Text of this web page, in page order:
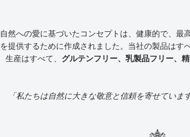
自然への愛に基づいたコンセプトは、健康的で、
を提供するために作成されました。当社の製品は
生産はすべて、 グルテンフリー、乳製品フリー、
「私たちは自然に大きな敬意と信頼を寄せてい